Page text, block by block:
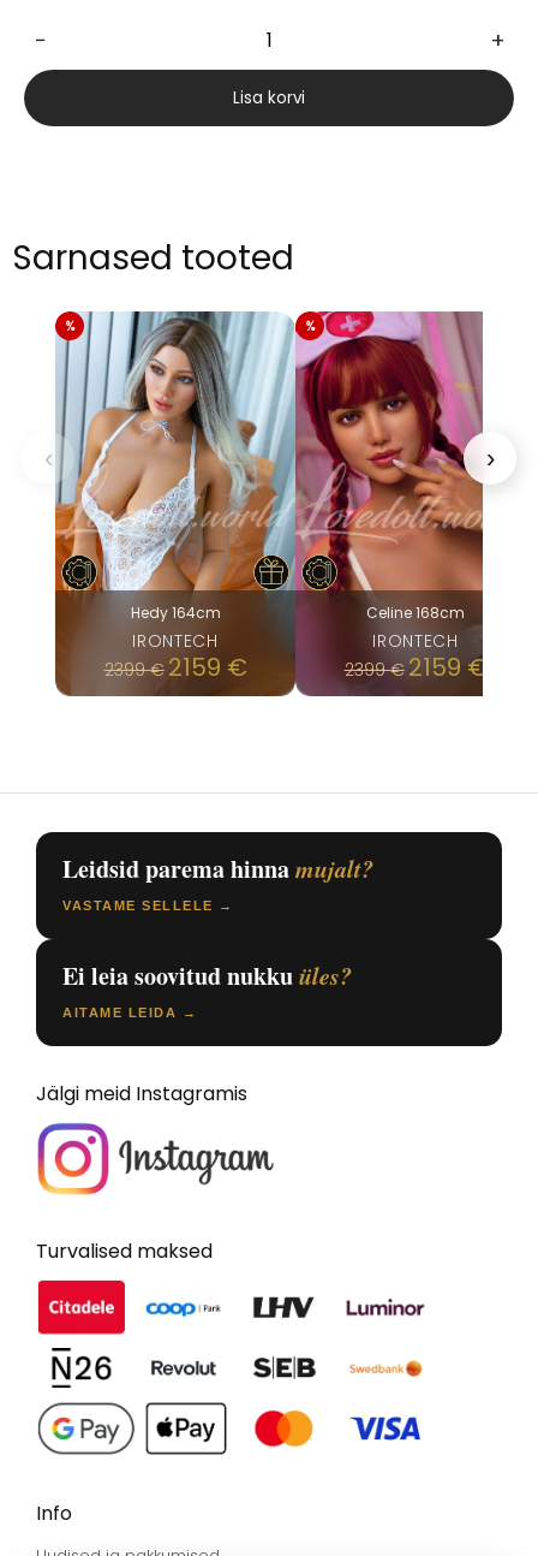
170cm
kogus
− +
Lisa korvi
Sarnased tooted
‹
Hedy 164cm
IRONTECH
2399€ 2159 €
Celine 168cm
IRONTECH
2399€ 2159 €
›
Leidsid parema hinnamujalt?
VASTAME SELLELE →
Ei leia soovitud nukkuüles?
AITAME LEIDA →
Jälgi meid Instagramis
Turvalised maksed
Info